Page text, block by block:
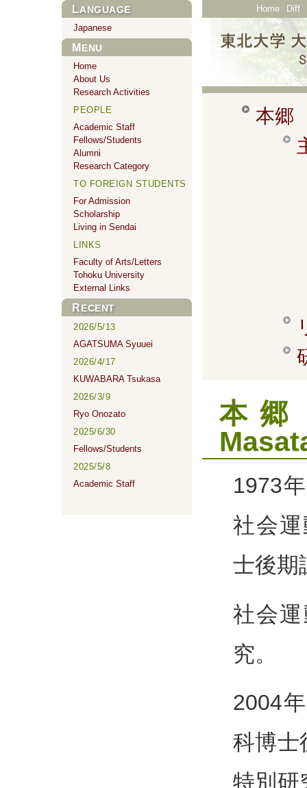
Home Diff
本郷
本
1973
社会
士後期
社会
究。
2004
科博士
特別研
LANGUAGE
Japanese
MENU
Home
About Us
Research Activities
PEOPLE
Academic Staff
Fellows/Students
Alumni
Research Category
TO FOREIGN STUDENTS
For Admission
Scholarship
Living in Sendai
LINKS
Faculty of Arts/Letters
Tohoku University
External Links
RECENT
2026/5/13
AGATSUMA Syuuei
2026/4/17
KUWABARA Tsukasa
2026/3/9
Ryo Onozato
2025/6/30
Fellows/Students
2025/5/8
Academic Staff